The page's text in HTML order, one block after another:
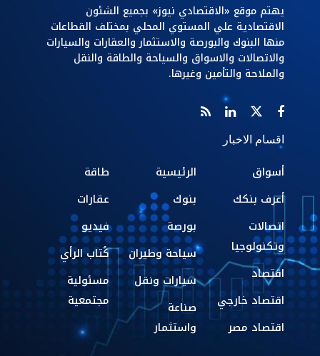
يهتم موقع «الاقتصادي نيوز» بجميع الشئون
الاقتصادية علي المستوي المحلي بمختلف القطاعات
منها البنوك والبورصة والاستثمار والعقارات والسيارات
والاتصالات والاسواق والسياحة والطاقة والنقل
والملاحة والتأمين وغيرها.
اقسام الاخبار
أسواق
أعرف بنكك
اتصالات
وتكنولوجيا
اقتصاد
اقتصاد خارجي
اقتصاد مصر
الرئيسية
بنوك
بورصة
سياحة وطيران
سيارات ونقل
صناعة
واستثمار
طاقة
عقارات
فيديو
كُتاب الرأي
مسئولية
مجتمعية